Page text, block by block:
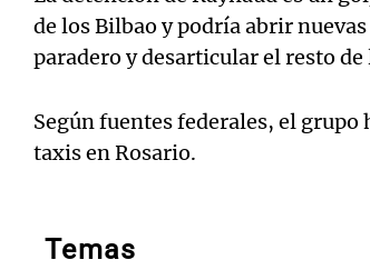
de los Bilbao y podría abrir
paradero y desarticular el resto
Según fuentes federales, el
taxis en Rosario.
Temas